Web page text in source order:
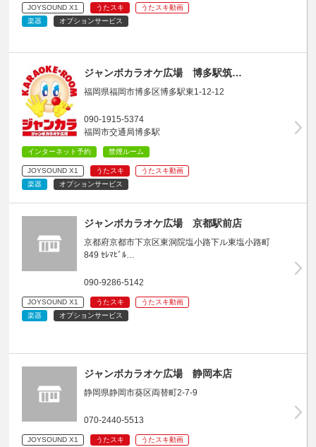
JOYSOUND X1 うたスキ
うたスキ動画
楽器
オプションサービス
ジャンボカラオケ広場 博多駅筑…
福岡県福岡市博多区博多駅東1-12-12
090-1915-5374
福岡市交通局博多駅
インターネット予約 禁煙ルーム
JOYSOUND X1 うたスキ
うたスキ動画
楽器
オプションサービス
ジャンボカラオケ広場 京都駅前店
京都府京都市下京区東洞院塩小路下ル東塩小路町
849 ｾﾚﾏﾋﾞﾙ…
090-9286-5142
JOYSOUND X1 うたスキ
うたスキ動画
楽器
オプションサービス
ジャンボカラオケ広場 静岡本店
静岡県静岡市葵区両替町2-7-9
070-2440-5513
JOYSOUND X1 うたスキ
うたスキ動画